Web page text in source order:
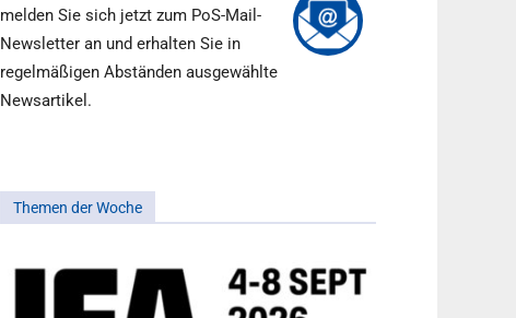
melden Sie sich jetzt zum PoS-Mail-
Newsletter an und erhalten Sie in
regelmäßigen Abständen ausgewählte
Newsartikel.
Themen der Woche